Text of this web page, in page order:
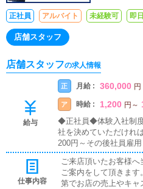
正社員 アルバイト 未経験可 即
店舗スタッフ
店舗スタッフの求人情報
給与
正 月給 : 360,000 円
ア 時給 : 1,200 円 ～
◆正社員◆体験入社制
社を決めていただけれ
200円～その後社員雇用
仕事内容
ご来店頂いたお客様
ご案内をして頂きま
第でお店の売上やキャ